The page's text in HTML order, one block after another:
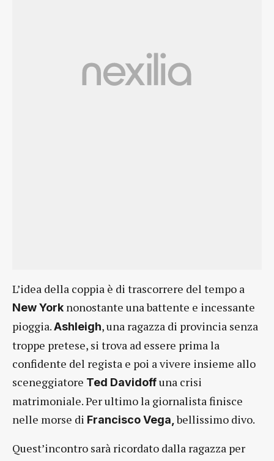
L’idea della coppia è di trascorrere del tempo a
New York nonostante una battente e incessante
pioggia.Ashleigh, una ragazza di provincia senza
troppe pretese, si trova ad essere prima la
confidente del regista e poi a vivere insieme allo
sceneggiatore Ted Davidoffuna crisi
matrimoniale. Per ultimo la giornalista finisce
nelle morse di Francisco Vega,bellissimo divo.
Quest’incontro sarà ricordato dalla ragazza per